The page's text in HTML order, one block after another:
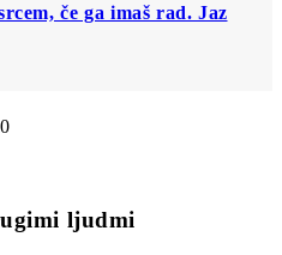
če ga imaš rad. Jaz
ljudmi